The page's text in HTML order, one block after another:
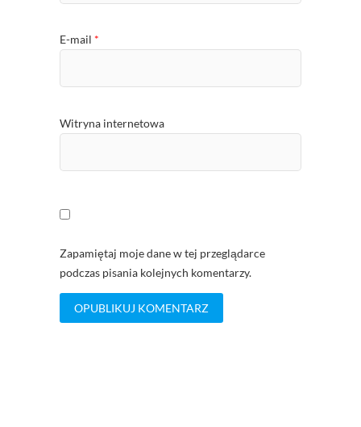
E-mail *
Witryna internetowa
Zapamiętaj moje dane w tej przeglądarce
podczas pisania kolejnych komentarzy.